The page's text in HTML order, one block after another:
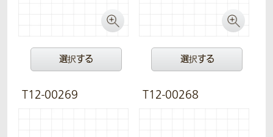
選択する 選択する
T12-00269 T12-00268